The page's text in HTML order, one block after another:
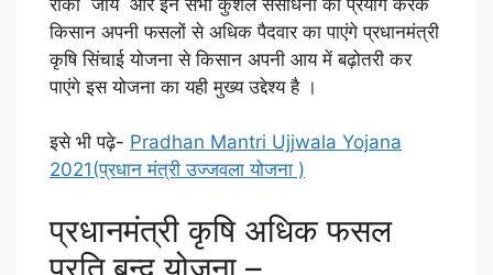
किसान अपनी फसलों से अधिक पैदवार का पाएंगे प्रधानमंत्री
कृषि सिंचाई योजना से किसान अपनी आय में बढ़ोतरी कर
पाएंगे इस योजना का यही मुख्य उद्देश्य है ।
इसे भी पढ़े- Pradhan Mantri Ujjwala Yojana
2021(प्रधान मंत्री उज्जवला योजना )
प्रधानमंत्री कृषि अधिक फसल